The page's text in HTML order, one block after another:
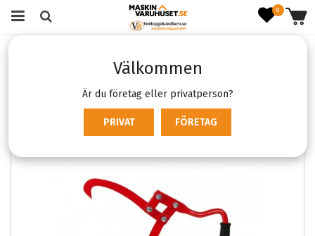
0
Välkommen
Är du företag eller privatperson?
PRIVAT FÖRETAG